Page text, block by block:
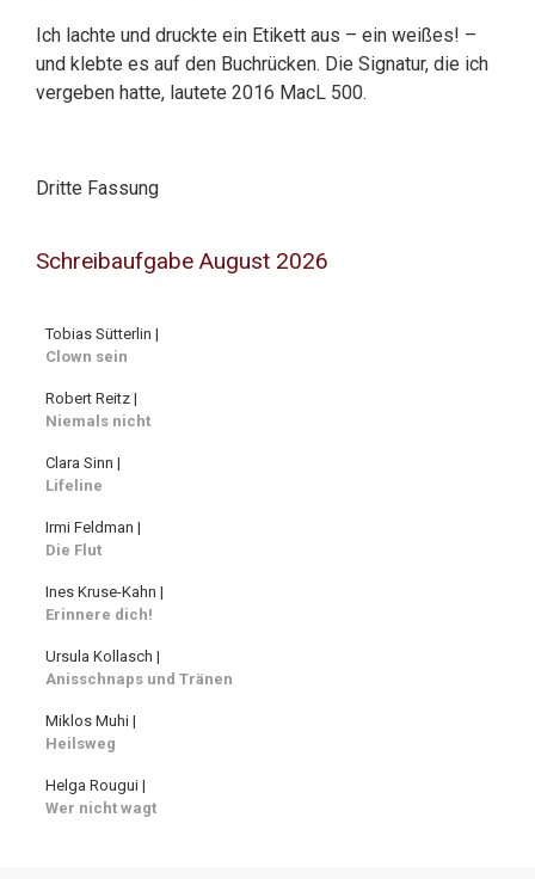
Ich lachte und druckte ein Etikett aus – ein weißes! –
und klebte es auf den Buchrücken. Die Signatur, die ich
vergeben hatte, lautete 2016 MacL 500.
Dritte Fassung
Schreibaufgabe August 2026
Tobias Sütterlin |
Clown sein
Robert Reitz |
Niemals nicht
Clara Sinn |
Lifeline
Irmi Feldman |
Die Flut
Ines Kruse-Kahn |
Erinnere dich!
Ursula Kollasch |
Anisschnaps und Tränen
Miklos Muhi |
Heilsweg
Helga Rougui |
Wer nicht wagt